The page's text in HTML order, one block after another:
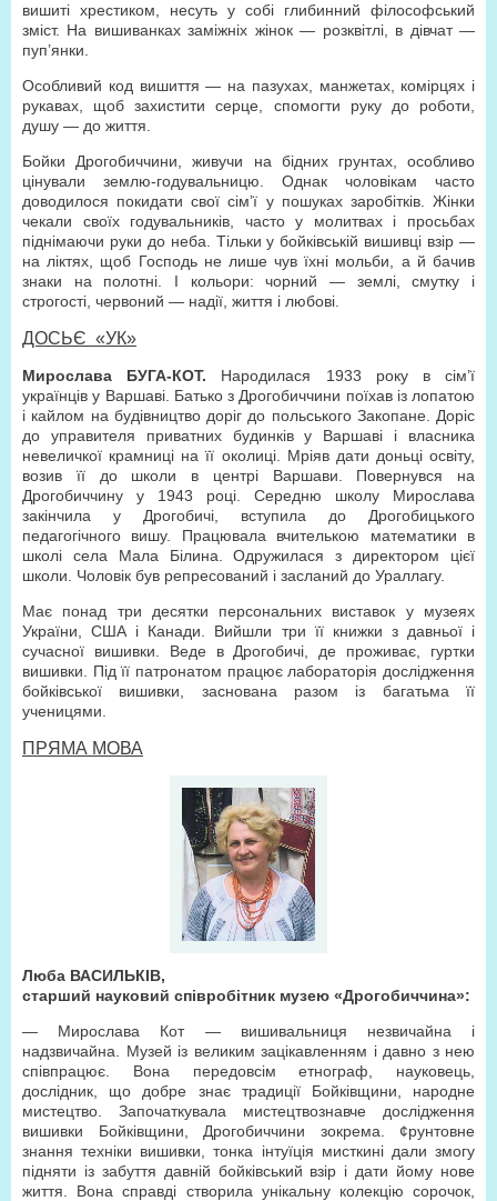
вишиті хрестиком, несуть у собі глибинний філософський
зміст. На вишиванках заміжніх жінок — розквітлі, в дівчат —
пуп’янки.
Особливий код вишиття — на пазухах, манжетах, комірцях і
рукавах, щоб захистити серце, спомогти руку до роботи,
душу — до життя.
Бойки Дрогобиччини, живучи на бідних грунтах, особливо
цінували землю-годувальницю. Однак чоловікам часто
доводилося покидати свої сім’ї у пошуках заробітків. Жінки
чекали своїх годувальників, часто у молитвах і просьбах
піднімаючи руки до неба. Тільки у бойківській вишивці взір —
на ліктях, щоб Господь не лише чув їхні мольби, а й бачив
знаки на полотні. І кольори: чорний — землі, смутку і
строгості, червоний — надії, життя і любові.
ДОСЬЄ «УК»
Мирослава БУГА-КОТ. Народилася 1933 року в сім’ї
українців у Варшаві. Батько з Дрогобиччини поїхав із лопатою
і кайлом на будівництво доріг до польського Закопане. Доріс
до управителя приватних будинків у Варшаві і власника
невеличкої крамниці на її околиці. Мріяв дати доньці освіту,
возив її до школи в центрі Варшави. Повернувся на
Дрогобиччину у 1943 році. Середню школу Мирослава
закінчила у Дрогобичі, вступила до Дрогобицького
педагогічного вишу. Працювала вчителькою математики в
школі села Мала Білина. Одружилася з директором цієї
школи. Чоловік був репресований і засланий до Ураллагу.
Має понад три десятки персональних виставок у музеях
України, США і Канади. Вийшли три її книжки з давньої і
сучасної вишивки. Веде в Дрогобичі, де проживає, гуртки
вишивки. Під її патронатом працює лабораторія дослідження
бойківської вишивки, заснована разом із багатьма її
ученицями.
ПРЯМА МОВА
Люба ВАСИЛЬКІВ,
старший науковий співробітник музею «Дрогобиччина»:
— Мирослава Кот — вишивальниця незвичайна і
надзвичайна. Музей із великим зацікавленням і давно з нею
співпрацює. Вона передовсім етнограф, науковець,
дослідник, що добре знає традиції Бойківщини, народне
мистецтво. Започаткувала мистецтвознавче дослідження
вишивки Бойківщини, Дрогобиччини зокрема. ¢рунтовне
знання техніки вишивки, тонка інтуїція мисткині дали змогу
підняти із забуття давній бойківський взір і дати йому нове
життя. Вона справді створила унікальну колекцію сорочок,